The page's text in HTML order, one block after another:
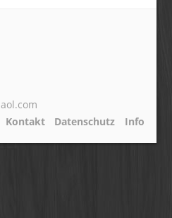
Kontakt Datenschutz Info